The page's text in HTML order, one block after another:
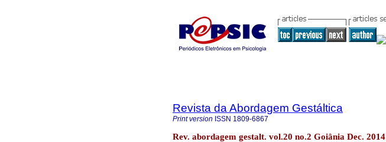
Revista da Abordagem Gestáltica
Print version ISSN 1809-6867
Rev. abordagem gestalt. vol.20 no.2 Goiânia Dec. 2014